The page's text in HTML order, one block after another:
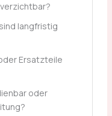
langfristig
Ersatzteile
oder